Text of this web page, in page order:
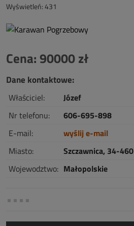
Wyświetleń: 431
Cena: 90000 zł
Dane kontaktowe:
Właściciel:
Józef
Nr telefonu:
606-695-898
E-mail:
wyślij e-mail
Miasto:
Szczawnica, 34-460
Wojewodztwo: Małopolskie